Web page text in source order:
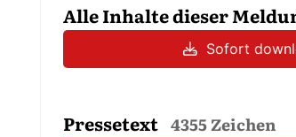
Alle Inhalte dieser
Sofort
Pressetext 4355 Zeichen